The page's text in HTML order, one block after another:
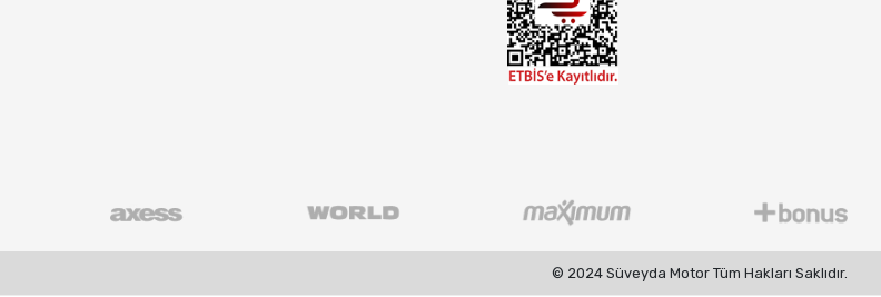
© 2024 Süveyda Motor Tüm Hakları Saklıdır.